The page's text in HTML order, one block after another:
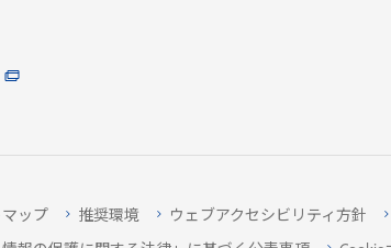
ップ 推奨環境 ウェブアクセシビリティ方針